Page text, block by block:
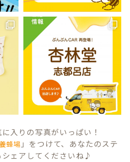
入りの写真がいっぱい！
蜂場 」をつけて、あなたのステ
ェアしてくださいね♪